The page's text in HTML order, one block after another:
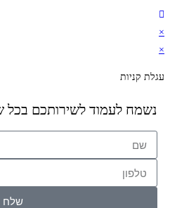
×
×
עגלת קניות
נשמח לעמוד לשירותכם בכל
שלח